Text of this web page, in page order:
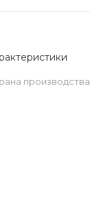
производства